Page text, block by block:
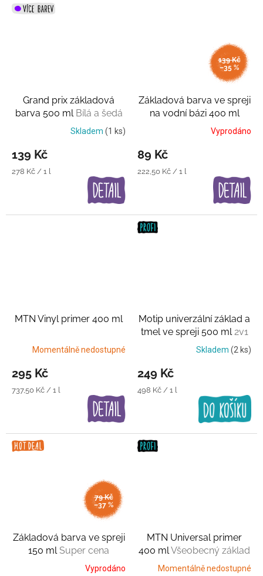
Grand prix základová
barva 500 ml Bílá a šedá
Skladem (1 ks)
139 Kč
Měrná
278 Kč / 1 l
139 Kč
–35 %
Základová barva ve spreji
na vodní bázi 400 ml
Vyprodáno
89 Kč
Měrná
222,50 Kč / 1 l
MTN Vinyl primer 400 ml
Momentálně nedostupné
295 Kč
Měrná
737,50 Kč / 1 l
Motip univerzální základ a
tmel ve spreji 500 ml 2v1
Skladem (2 ks)
249 Kč
Měrná
498 Kč / 1 l
79 Kč
–37 %
Základová barva ve spreji
150 ml Super cena
Vyprodáno
MTN Universal primer
400 ml Všeobecný základ
Momentálně nedostupné